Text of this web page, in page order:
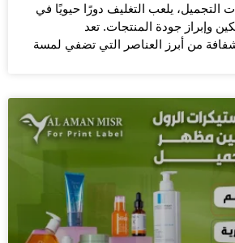
يلعب التغليف دورًا حيويًا في
وإبراز جودة المنتجات. تعد
من أبرز العناصر التي تضفي لمسة